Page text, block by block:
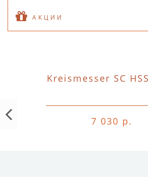
АКЦИИ
Kreismesser SC
7 030 р.